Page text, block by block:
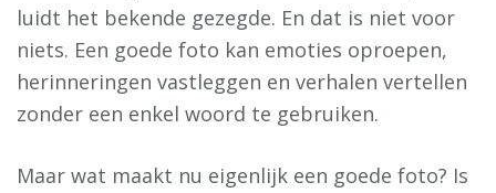
luidt het bekende gezegde. En dat is niet voor
niets. Een goede foto kan emoties oproepen,
herinneringen vastleggen en verhalen vertellen
zonder een enkel woord te gebruiken.
Maar wat maakt nu eigenlijk een goede foto? Is